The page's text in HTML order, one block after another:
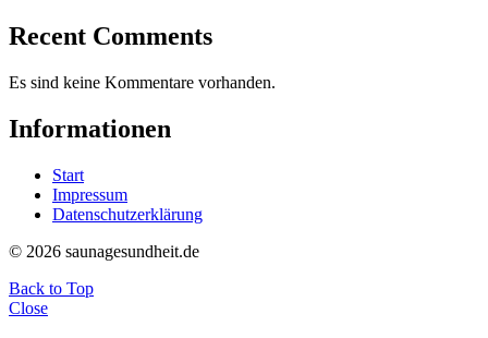
Recent Comments
Es sind keine Kommentare vorhanden.
Informationen
Start
Impressum
Datenschutzerklärung
© 2026 saunagesundheit.de
Back to Top
Close